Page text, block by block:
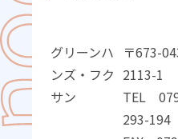
グリーンハ
ンズ・フク
サン
〒673-
2113-1
TEL
293-194